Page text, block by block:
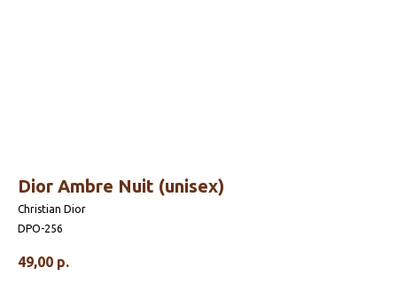
Dior Ambre Nuit (unisex)
Christian Dior
DPO-256
49,00 р.